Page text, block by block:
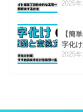
2025年
【簡
字化
2025年